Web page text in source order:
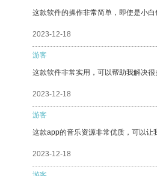
这款软件的操作非常简单，即使是小白
2023-12-18
游客
这款软件非常实用，可以帮助我解决很
2023-12-18
游客
这款app的音乐资源非常优质，可以让
2023-12-18